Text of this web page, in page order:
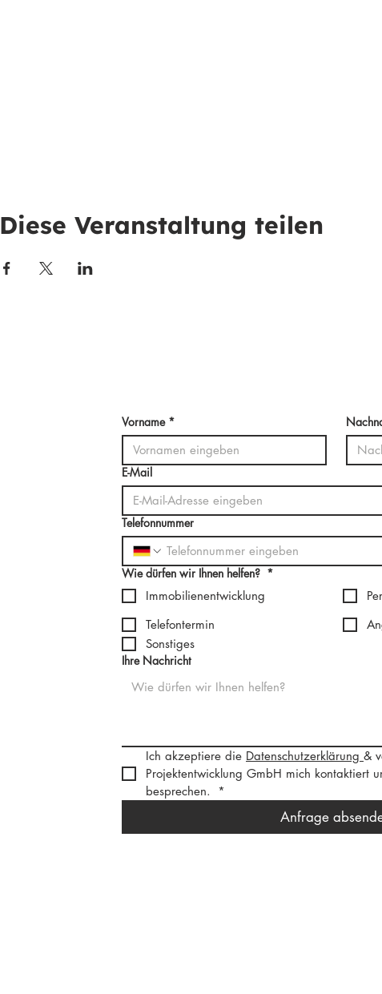
Diese Veranstaltung teilen
Vorname *
E-Mail
Telefonnummer
Wie dürfen wir Ihnen helfen? *
Immobilienentwicklung
Telefontermin
Sonstiges
Ihre Nachricht
Ich akzeptiere die Datenschutzerklärung &
Projektentwicklung GmbH mich kontaktiert
besprechen.
*
Anfrage